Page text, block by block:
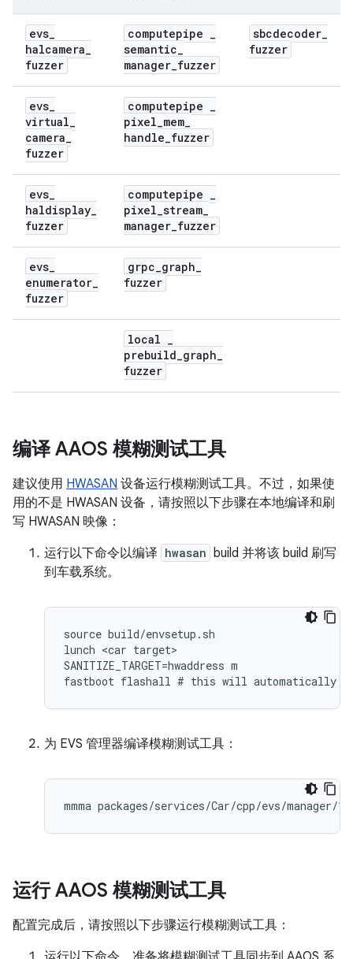
evs_
halcamera_
fuzzer
computepipe _
semantic_
manager_fuzzer
sbcdecoder_
fuzzer
evs_
virtual_
camera_
fuzzer
computepipe _
pixel_mem_
handle_fuzzer
evs_
haldisplay_
fuzzer
computepipe _
pixel_stream_
manager_fuzzer
evs_
enumerator_
fuzzer
grpc_graph_
fuzzer
local _
prebuild_graph_
fuzzer
编译 AAOS 模糊测试工具
建议使用 HWASAN 设备运行模糊测试工具。不过，如果使
用的不是 HWASAN 设备，请按照以下步骤在本地编译和刷
写 HWASAN 映像：
运行以下命令以编译 hwasan build 并将该 build 刷写
到车载系统。
source build/envsetup . sh
lunch <car target
SANITIZE_TARGET=hwaddress m
fastboot flashall # this will automatically
为 EVS 管理器编译模糊测试工具：
mmma packages/services/Car/cpp/evs/manager/
运行 AAOS 模糊测试工具
配置完成后，请按照以下步骤运行模糊测试工具：